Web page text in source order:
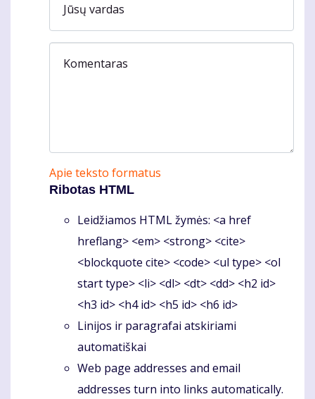
Jūsų vardas
Komentaras
Apie teksto formatus
Ribotas HTML
Leidžiamos HTML žymės: <a href
hreflang> <em> <strong> <cite>
<blockquote cite> <code> <ul type> <ol
start type> <li> <dl> <dt> <dd> <h2 id>
<h3 id> <h4 id> <h5 id> <h6 id>
Linijos ir paragrafai atskiriami
automatiškai
Web page addresses and email
addresses turn into links automatically.